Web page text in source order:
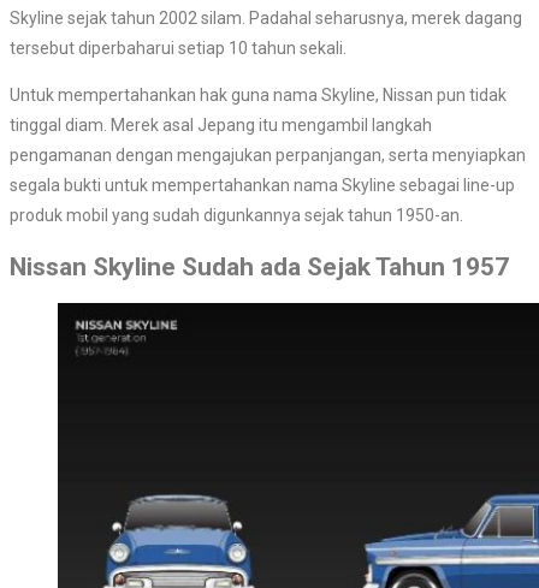
Skyline sejak tahun 2002 silam. Padahal seharusnya, merek dagang
tersebut diperbaharui setiap 10 tahun sekali.
Untuk mempertahankan hak guna nama Skyline, Nissan pun tidak
tinggal diam. Merek asal Jepang itu mengambil langkah
pengamanan dengan mengajukan perpanjangan, serta menyiapkan
segala bukti untuk mempertahankan nama Skyline sebagai line-up
produk mobil yang sudah digunkannya sejak tahun 1950-an.
Nissan Skyline Sudah ada Sejak Tahun 1957